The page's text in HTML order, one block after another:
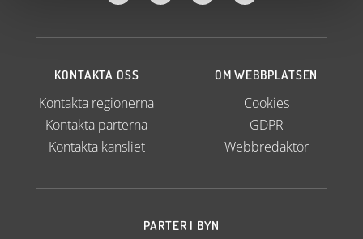
KONTAKTA OSS
Kontakta regionerna
Kontakta parterna
Kontakta kansliet
OM WEBBPLATSEN
Cookies
GDPR
Webbredaktör
PARTER I BYN